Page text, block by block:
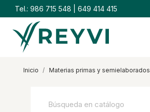
Tel.: 986 715 548 649 414 415
inicio materias primas y semielaborados